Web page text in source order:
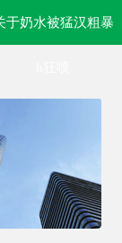
于奶水被猛汉粗暴